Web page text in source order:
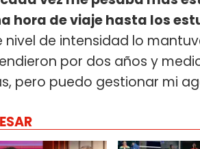
hora de viaje hasta los
nivel de intensidad lo
por dos años y
pero puedo gestionar mi